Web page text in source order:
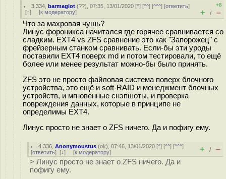
3.334 ,barmaglot (??), 07:35, 13/01/2020 [^] [^^] [^^^] [ответить]
[↑] [к модератору]
+8
+ / –
Что за махровая чушь?
Линус фороникса начитался где горячее сравнивается со
сладким. EXT4 vs ZFS сравнение это как "Запорожец" с
фрейзерным станком сравнивать. Если-бы эти уроды
поставили EXT4 поверх md и потом тестировали, то ещё
более или менее результат можно-бы было принять.
ZFS это не просто файловая система поверх блочного
устройства, это ещё и soft-RAID и менеджмент блочных
устройств, и мгновенные снэпшоты, и проверка
повреждения данных, которые в принципе не
определимы EXT4.
Линус просто не знает о ZFS ничего. Да и пофигу ему.
4.336 ,Anonymoustus (ok), 07:46, 13/01/2020 [^] [^^] [^^^]
[ответить] [↓] [к модератору] + / –
> Линус просто не знает о ZFS ничего. Да и
пофигу ему.